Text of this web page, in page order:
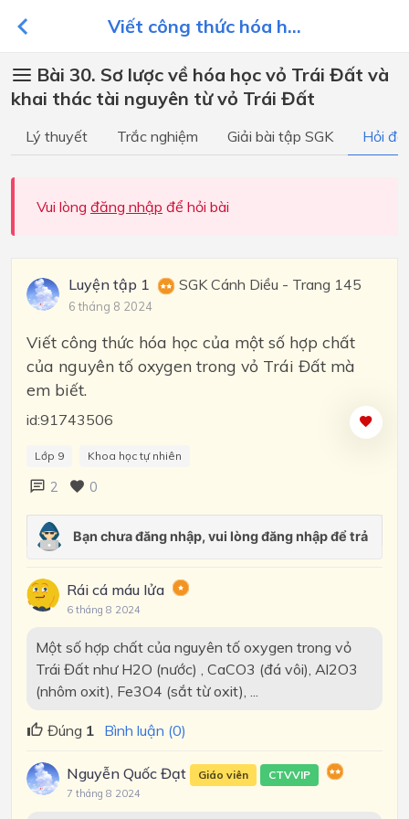
Viết công thức hóa h...
Bài 30. Sơ lược về hóa học vỏ Trái Đất và
khai thác tài nguyên từ vỏ Trái Đất
Lý thuyết Trắc nghiệm Giải bài tập SGK Hỏi
Vui lòng đăng nhập để hỏi bài
Luyện tập 1 SGK Cánh Diều - Trang 145
6 tháng 8 2024
Viết công thức hóa học của một số hợp chất
của nguyên tố oxygen trong vỏ Trái Đất mà
em biết.
id:91743506
Lớp 9 Khoa học tự nhiên
2 0
Rái cá máu lửa
6 tháng 8 2024
Một số hợp chất của nguyên tố oxygen trong vỏ
Trái Đất như H2O (nước) , CaCO3 (đá vôi), Al2O3
(nhôm oxit), Fe3O4 (sắt từ oxit), ...
Đúng 1 Bình luận (0)
Nguyễn Quốc Đạt Giáo viên CTVVIP
7 tháng 8 2024